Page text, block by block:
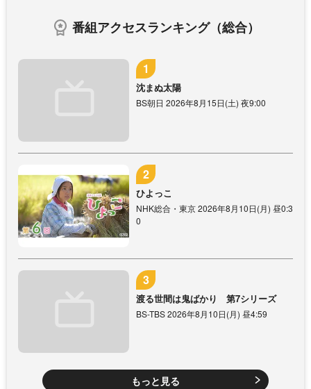
番組アクセスランキング（総合）
沈まぬ太陽
BS朝日 2026年8月15日(土) 夜9:00
ひよっこ
NHK総合・東京 2026年8月10日(月) 昼0:3
0
渡る世間は鬼ばかり 第7シリーズ
BS-TBS 2026年8月10日(月) 昼4:59
もっと見る